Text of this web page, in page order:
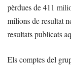
pèrdues de 411
milions de resultat
resultats publicats
Els comptes del